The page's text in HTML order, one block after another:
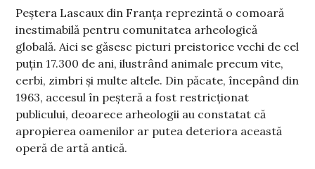
Peștera Lascaux din Franța reprezintă o comoară
inestimabilă pentru comunitatea arheologică
globală. Aici se găsesc picturi preistorice vechi de cel
puțin 17.300 de ani, ilustrând animale precum vite,
cerbi, zimbri și multe altele. Din păcate, începând din
1963, accesul în peșteră a fost restricționat
publicului, deoarece arheologii au constatat că
apropierea oamenilor ar putea deteriora această
operă de artă antică.